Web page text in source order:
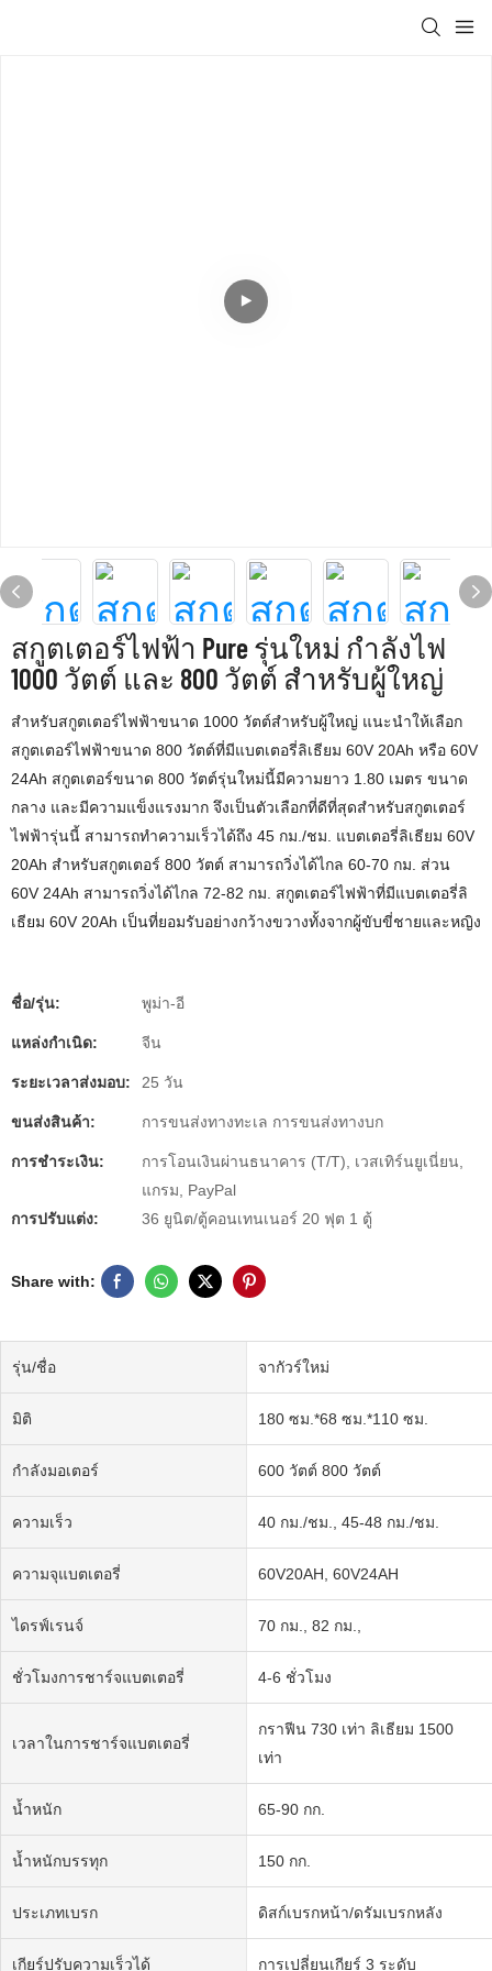
สกูตเตอร์ไฟฟ้า Pure รุ่นใหม่ กำลังไฟ
1000 วัตต์ และ 800 วัตต์ สำหรับผู้ใหญ่
สำหรับสกูตเตอร์ไฟฟ้าขนาด 1000 วัตต์สำหรับผู้ใหญ่ แนะนำให้เลือก
สกูตเตอร์ไฟฟ้าขนาด 800 วัตต์ที่มีแบตเตอรี่ลิเธียม 60V 20Ah หรือ 60V
24Ah สกูตเตอร์ขนาด 800 วัตต์รุ่นใหม่นี้มีความยาว 1.80 เมตร ขนาด
กลาง และมีความแข็งแรงมาก จึงเป็นตัวเลือกที่ดีที่สุดสำหรับสกูตเตอร์
ไฟฟ้ารุ่นนี้ สามารถทำความเร็วได้ถึง 45 กม./ชม. แบตเตอรี่ลิเธียม 60V
20Ah สำหรับสกูตเตอร์ 800 วัตต์ สามารถวิ่งได้ไกล 60-70 กม. ส่วน
60V 24Ah สามารถวิ่งได้ไกล 72-82 กม. สกูตเตอร์ไฟฟ้าที่มีแบตเตอรี่ลิ
เธียม 60V 20Ah เป็นที่ยอมรับอย่างกว้างขวางทั้งจากผู้ขับขี่ชายและหญิง
ชื่อ/รุ่น: พูม่า-อี
แหล่งกำเนิด: จีน
ระยะเวลาส่งมอบ: 25 วัน
ขนส่งสินค้า: การขนส่งทางทะเล การขนส่งทางบก
การชำระเงิน:
การโอนเงินผ่านธนาคาร (T/T), เวสเทิร์นยูเนี่ยน,
แกรม, PayPal
การปรับแต่ง:
36 ยูนิต/ตู้คอนเทนเนอร์ 20 ฟุต 1 ตู้
Share with:
รุ่น/ชื่อ จากัวร์ใหม่
มิติ 180 ซม.*68 ซม.*110 ซม.
กำลังมอเตอร์ 600 วัตต์ 800 วัตต์
ความเร็ว 40 กม./ชม., 45-48 กม./ชม.
ความจุแบตเตอรี่ 60V20AH, 60V24AH
ไดรฟ์เรนจ์ 70 กม., 82 กม.,
ชั่วโมงการชาร์จแบตเตอรี่ 4-6 ชั่วโมง
เวลาในการชาร์จแบตเตอรี่
กราฟีน 730 เท่า ลิเธียม 1500
เท่า
น้ำหนัก 65-90 กก.
น้ำหนักบรรทุก 150 กก.
ประเภทเบรก ดิสก์เบรกหน้า/ดรัมเบรกหลัง
เกียร์ปรับความเร็วได้ การเปลี่ยนเกียร์ 3 ระดับ